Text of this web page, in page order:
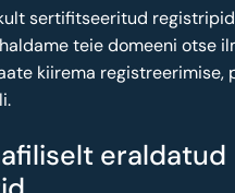
sertifitseeritud
teie domeeni otse
kiirema registreerimise,
eraldatud